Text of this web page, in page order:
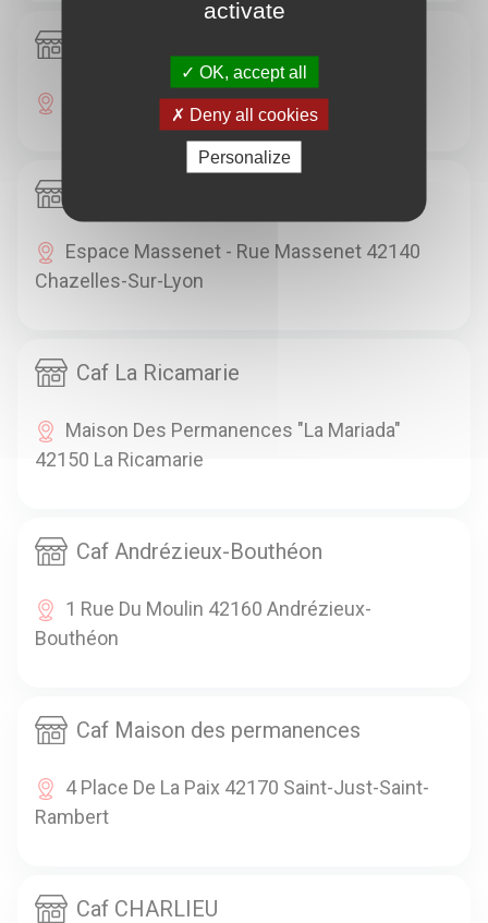
16, Route De Lyon 42130 Boën
Espace Massenet - Rue Massenet 42140
Chazelles-Sur-Lyon
Caf La Ricamarie
Maison Des Permanences "La Mariada"
42150 La Ricamarie
Caf Andrézieux-Bouthéon
1 Rue Du Moulin 42160 Andrézieux-
Bouthéon
Caf Maison des permanences
4 Place De La Paix 42170 Saint-Just-Saint-
Rambert
Caf CHARLIEU
activate
OK, accept all
Deny all cookies
Personalize